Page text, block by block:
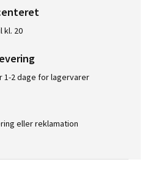
kl. 20
1-2 dage for lagervarer
eller reklamation